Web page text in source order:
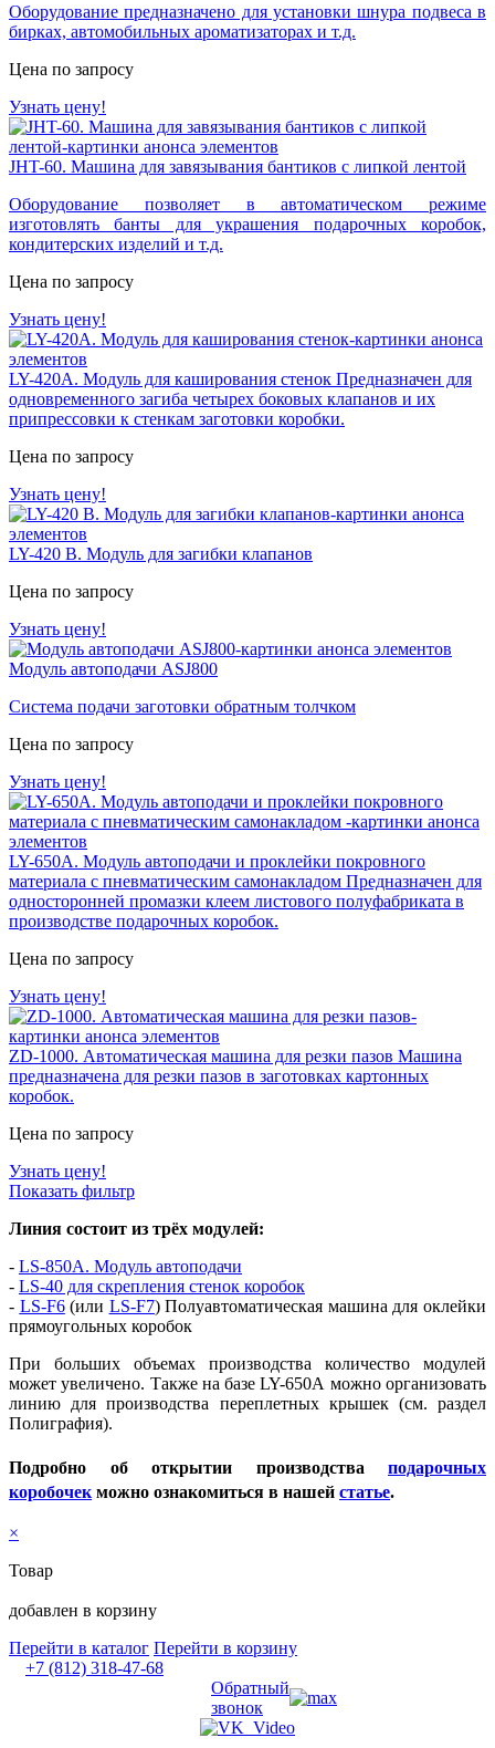
Оборудование предназначено для установки шнура подвеса в
бирках, автомобильных ароматизаторах и т.д.
Цена по запросу
Узнать цену!
JHT-60. Машина для завязывания бантиков с липкой лентой
Оборудование позволяет в автоматическом режиме
изготовлять банты для украшения подарочных коробок,
кондитерских изделий и т.д.
Цена по запросу
Узнать цену!
LY-420А. Модуль для каширования стенок Предназначен для
одновременного загиба четырех боковых клапанов и их
припрессовки к стенкам заготовки коробки.
Цена по запросу
Узнать цену!
LY-420 B. Модуль для загибки клапанов
Цена по запросу
Узнать цену!
Модуль автоподачи ASJ800
Система подачи заготовки обратным толчком
Цена по запросу
Узнать цену!
LY-650А. Модуль автоподачи и проклейки покровного
материала с пневматическим самонакладом Предназначен для
односторонней промазки клеем листового полуфабриката в
производстве подарочных коробок.
Цена по запросу
Узнать цену!
ZD-1000. Автоматическая машина для резки пазов Машина
предназначена для резки пазов в заготовках картонных
коробок.
Цена по запросу
Узнать цену!
Показать фильтр
Линия состоит из трёх модулей:
- LS-850A. Модуль автоподачи
- LS-40 для скрепления стенок коробок
- LS-F6(или LS-F7)Полуавтоматическая машина для оклейки
прямоугольных коробок
При больших объемах производства количество модулей
может увеличено. Также на базе LY-650А можно организовать
линию для производства переплетных крышек (см. раздел
Полиграфия).
Подробно об открытии производства подарочных
коробочек можно ознакомиться в нашей статье.
×
Товар
добавлен в корзину
Перейти в каталог Перейти в корзину
+7 (812) 318-47-68
Обратный
звонок